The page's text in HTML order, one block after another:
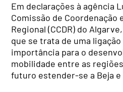
Em declarações à agência
Comissão de Coordenação
Regional (CCDR) do
que se trata de uma
importância para o
mobilidade entre as
futuro estender-se a Beja e